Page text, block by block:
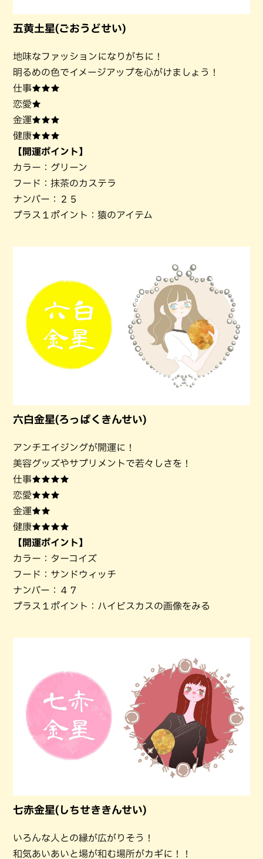
五黄土星(ごおうどせい)
地味なファッションになりがちに！
明るめの色でイメージアップを心がけましょう！
仕事★★★
恋愛★
金運★★★
健康★★★
【開運ポイント】
カラー：グリーン
フード：抹茶のカステラ
ナンバー：２５
プラス１ポイント：猿のアイテム
六白金星(ろっぱくきんせい)
アンチエイジングが開運に！
美容グッズやサプリメントで若々しさを！
仕事★★★★
恋愛★★★
金運★★
健康★★★★
【開運ポイント】
カラー：ターコイズ
フード：サンドウィッチ
ナンバー：４７
プラス１ポイント：ハイビスカスの画像をみる
七赤金星(しちせききんせい)
いろんな人との縁が広がりそう！
和気あいあいと場が和む場所がカギに！！